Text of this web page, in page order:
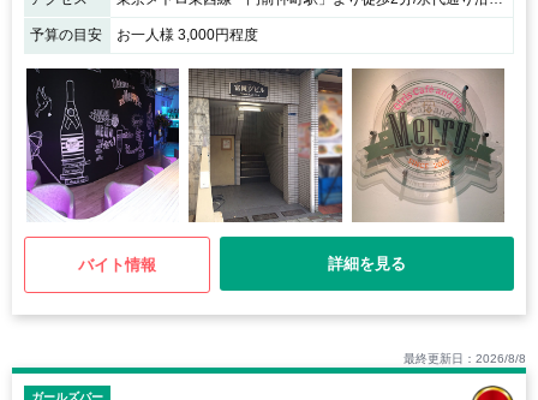
予算の目安 お一人様 3,000円程度
バイト情報 詳細を見る
最終更新日：2026/8/8
ガールズバー